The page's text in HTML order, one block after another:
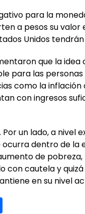
para la
a pesos su
Unidos
que la
para las
como la
con ingresos
Por un lado, a
dentro de la
de
con cautela y
en su nivel